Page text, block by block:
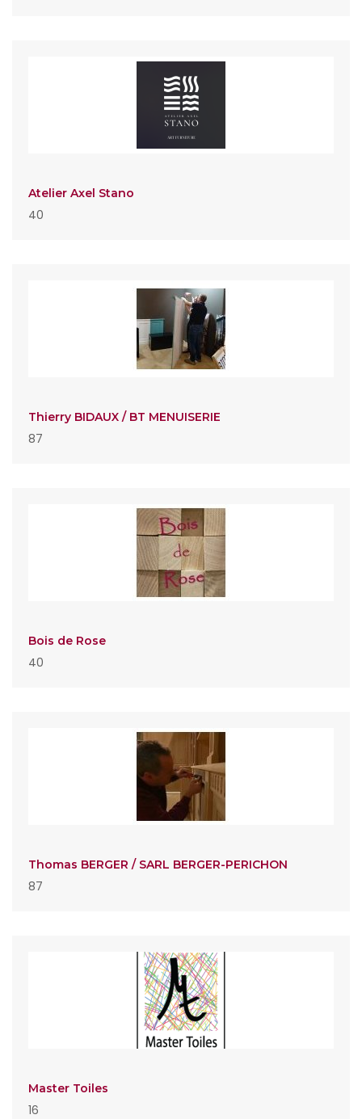
Atelier Axel Stano
40
Thierry BIDAUX / BT MENUISERIE
87
Bois de Rose
40
Thomas BERGER / SARL BERGER-PERICHON
87
Master Toiles
16